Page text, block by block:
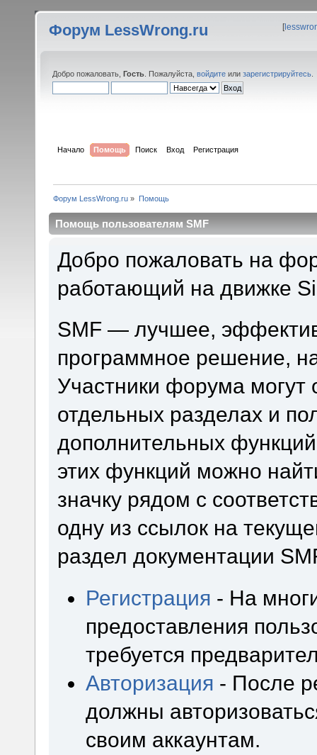
Форум LessWrong.ru [
Добро пожаловать, Гость . Пожалуйста, войдите или зарегистрируйтесь
Начало Помощь Поиск Вход Регистрация
Форум LessWrong.ru » Помощь
Помощь пользователям SMF
Добро пожаловать на
работающий на движке
SMF — лучшее,
программное решение,
Участники форума
отдельных разделах и
дополнительных
этих функций можно
значку рядом с
одну из ссылок на
раздел документации
Регистрация - На
предоставления
требуется
Авторизация - После
должны
своим аккаунтам.